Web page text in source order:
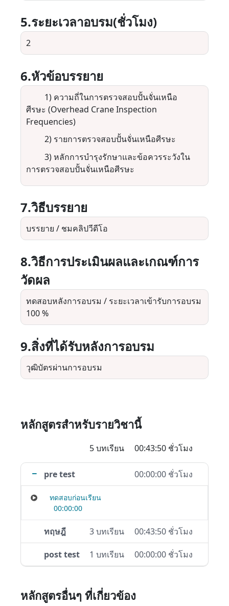
5.ระยะเวลาอบรม(ชั่วโมง)
2
6.หัวข้อบรรยาย
1) ความถี่ในการตรวจสอบปั้นจั่นเหนือ
ศีรษะ (Overhead Crane Inspection
Frequencies)
2) รายการตรวจสอบปั้นจั่นเหนือศีรษะ
3)หลักการบำรุงรักษาและข้อควรระวังใน
การตรวจสอบปั้นจั่นเหนือศีรษะ
7.วิธีบรรยาย
บรรยาย / ชมคลิปวีดีโอ
8.วิธีการประเมินผลและเกณฑ์การ
วัดผล
ทดสอบหลังการอบรม / ระยะเวลาเข้ารับการอบรม
100 %
9.สิ่งที่ได้รับหลังการอบรม
วุฒิบัตรผ่านการอบรม
หลักสูตรสำหรับรายวิชานี้
5 บทเรียน 00:43:50 ชั่วโมง
pre test 00:00:00 ชั่วโมง
ทดสอบก่อนเรียน
00:00:00
ทฤษฎี 3 บทเรียน 00:43:50 ชั่วโมง
post test 1 บทเรียน 00:00:00 ชั่วโมง
หลักสูตรอื่นๆ ที่เกี่ยวข้อง